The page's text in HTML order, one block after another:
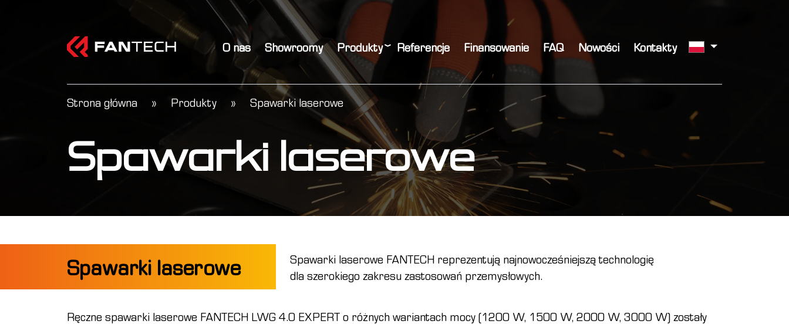
O nas Showroomy Produkty Referencje Finansowanie FAQ Nowości Kontakty
Strona główna » Produkty » Spawarki laserowe
Spawarki laserowe
Spawarki laserowe
Spawarki laserowe FANTECH reprezentują najnowocześniejszą technologię
dla szerokiego zakresu zastosowań przemysłowych.
Ręczne spawarki laserowe FANTECH LWG 4.0 EXPERT o różnych wariantach mocy (1200 W, 1500 W, 2000 W, 3000 W) zostały